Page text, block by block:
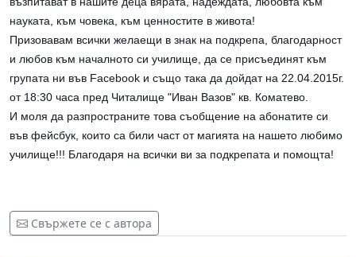
науката, към човека, към ценностите в живота!
Призовавам всички желаещи в знак на подкрепа, благодарност
и любов към началното си училище, да се присъединят към
групата ни във Facebook и също така да дойдат на 22.04.2015г.
от 18:30 часа пред Читалище "Иван Вазов" кв. Коматево.
И моля да разпространите това съобщение на абонатите си
във фейсбук, които са били част от магията на нашето любимо
училище!!! Благодаря на всички ви за подкрепата и помощта!
Свържете се с автора